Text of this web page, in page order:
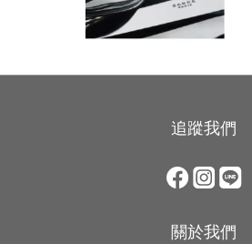
追蹤我們
關於我們